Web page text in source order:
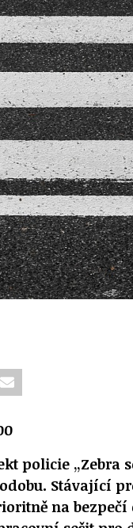
policie „Zebra
Stávající
na